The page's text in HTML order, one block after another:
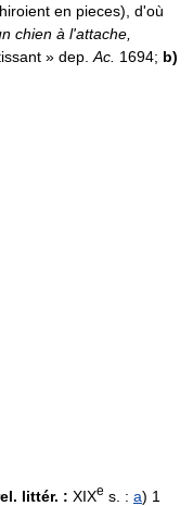
en pieces), d'où
chien à l'attache,
» dep. Ac. 1694; b)
littér. : XIXe s. : a) 1